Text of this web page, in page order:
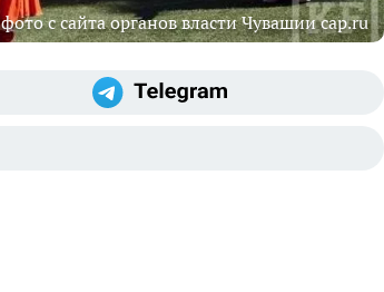
фото с сайта органов власти Чувашии cap.ru